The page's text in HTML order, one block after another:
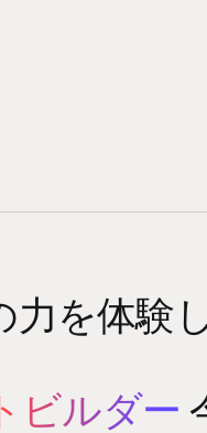
力を体験
ビルダー